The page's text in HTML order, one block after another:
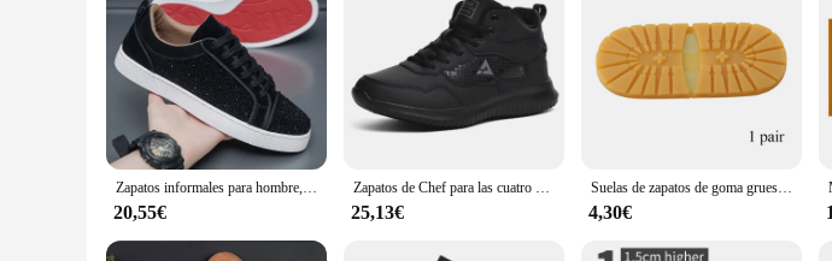
Features:
**Elevate Your Style with Leather-Free Elegance**
The suela zapato hombre is a testament to the fusion of style and comfort. Designed for the modern
casual outings. The absence of leather in the construction ensures a lighter, more breathable
sole is not only durable but also provides excellent grip, ensuring your steps are steady and secure in
**Versatility Meets Durability**
Whether you're navigating the urban jungle or enjoying a leisurely walk, these shoes are engineered
reliable choice for both wet and dry surfaces, while the lightweight design minimizes fatigue during
making them a staple in any wardrobe. These shoes are not just a fashion statement; they are a
As a wholesale vendor, supplier, or retailer, these shoes offer an excellent opportunity to expand
Zapatos informales para hombre, zapatos deportivos de moda, suela de goma transpirable, calzado de verano, zapatos juveniles de estilo de Hong Kong de nicho
20,55€
Zapatos de Chef para las cuatro estaciones, suela suave, antideslizantes, impermeables, a prueba de aceite, zapatos de trabajo de cocina, zapatillas ligeras informales de moda de talla grande para hombre
25,13€
Suelas de zapatos de goma gruesas para hombres, zapatos de negocios de cuero, antideslizantes, resistentes al desgaste, reparación de suela de repuesto DIY, almohadilla de alfombrilla
4,30€